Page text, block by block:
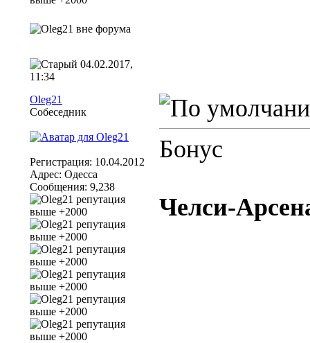
04.02.2017,
11:34
Oleg21
Собеседник
Регистрация: 10.04.2012
Адрес: Одесса
Сообщения: 9,238
Бонус
Челси-